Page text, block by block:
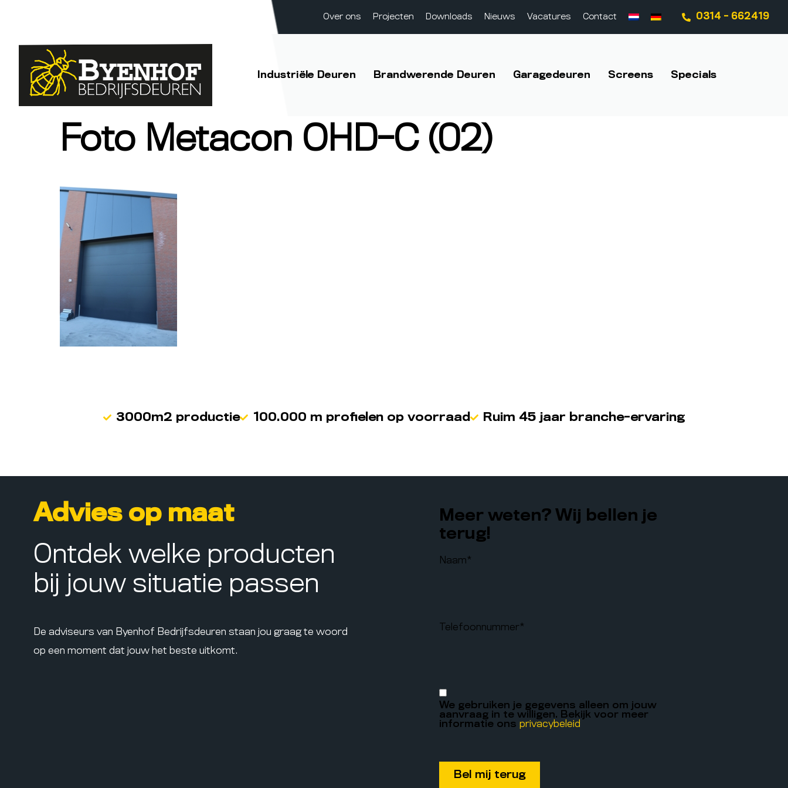
Over ons Projecten Downloads Nieuws Vacatures Contact 0314 - 662419
Industriële Deuren Brandwerende Deuren Garagedeuren Screens Specials
Foto Metacon OHD-C (02)
3000m2 productie 100.000 m profielen op voorraad Ruim 45 jaar branche-ervaring
Advies op maat
Ontdek welke producten
bij jouw situatie passen
De adviseurs van Byenhof Bedrijfsdeuren staan jou graag te woord
op een moment dat jouw het beste uitkomt.
Meer weten? Wij bellen je
terug!
Naam*
Telefoonnummer*
We gebruiken je gegevens alleen om jouw
aanvraag in te willigen. Bekijk voor meer
informatie onsprivacybeleid